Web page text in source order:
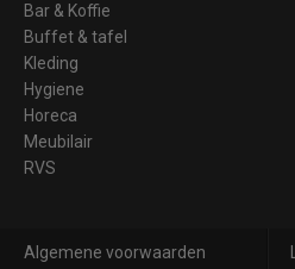
Bar & Koffie
Buffet & tafel
Kleding
Hygiene
Horeca
Meubilair
RVS
Algemene voorwaarden